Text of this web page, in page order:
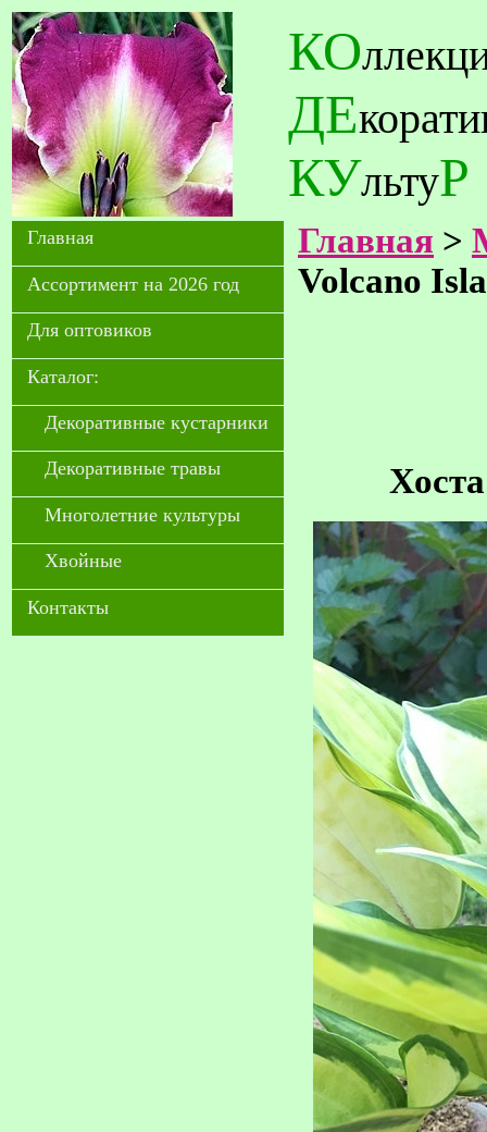
КО
ДЕ
КУльтуР
Главная
Ассортимент на 2026 год
Для оптовиков
Каталог:
Декоративные кустарники
Декоративные травы
Многолетние культуры
Хвойные
Контакты
Главная >
Volcano